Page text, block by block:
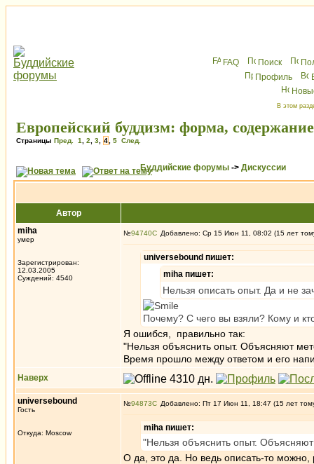
FAQ Поиск
Профиль
В этом
Европейский буддизм: форма,
Страницы Пред. 1 2 3 4 5 След.
Буддийские форумы -> Дискуссии
Автор
miha
умер
Зарегистрирован:
12.03.2005
Суждений: 4540
№94740 Добавлено: Ср 15 Июн 11, 08:02 (15 лет
universebound пишет:
miha пишет:
Нельзя описать опыт. Да и не
Почему? С чего вы взяли? Кому и
Я ошибся, правильно так:
"Нельзя объяснить опыт. Объясняют
Время прошло между ответом и его
Наверх
universebound
Гость
Откуда: Moscow
№94873 Добавлено: Пт 17 Июн 11, 18:47 (15 лет
miha пишет:
"Нельзя объяснить опыт.
О да, это да. Но ведь описать-то